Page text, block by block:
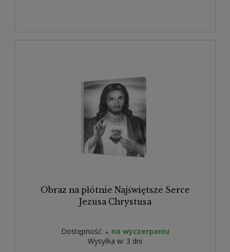
Obraz na płótnie Najświętsze Serce
Jezusa Chrystusa
Dostępność:
na wyczerpaniu
Wysyłka w: 3 dni